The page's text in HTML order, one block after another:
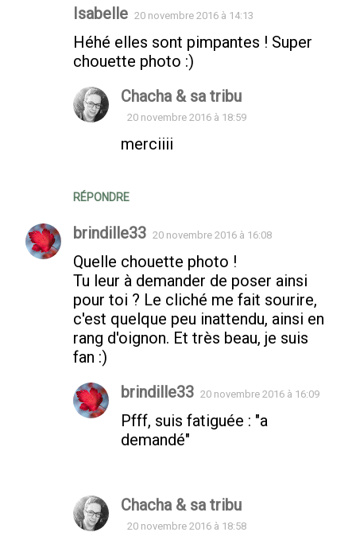
Isabelle 20 novembre 2016 à 14:13
Héhé elles sont pimpantes ! Super
chouette photo :)
RÉPONDRE
Chacha & sa tribu
20 novembre 2016 à 18:59
merciiii
brindille33 20 novembre 2016 à 16:08
Quelle chouette photo !
Tu leur à demander de poser ainsi
pour toi ? Le cliché me fait sourire,
c'est quelque peu inattendu, ainsi en
rang d'oignon. Et très beau, je suis
fan :)
brindille33 20 novembre 2016 à 16:09
Pfff, suis fatiguée : "a
demandé"
Chacha & sa tribu
20 novembre 2016 à 18:58